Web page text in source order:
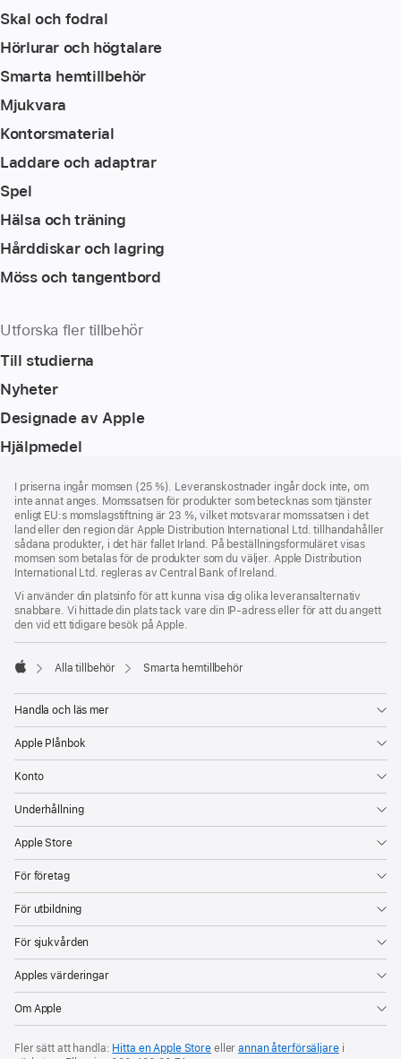
Skal och fodral
Hörlurar och högtalare
Smarta hemtillbehör
Mjukvara
Kontorsmaterial
Laddare och adaptrar
Spel
Hälsa och träning
Hårddiskar och lagring
Möss och tangentbord
Utforska fler tillbehör
Till studierna
Nyheter
Designade av Apple
Hjälpmedel
I priserna ingår momsen (25 %). Leveranskostnader ingår dock inte, om
inte annat anges. Momssatsen för produkter som betecknas som tjänster
enligt EU:s momslagstiftning är 23 %, vilket motsvarar momssatsen i det
land eller den region där Apple Distribution International Ltd. tillhandahåller
sådana produkter, i det här fallet Irland. På beställningsformuläret visas
momsen som betalas för de produkter som du väljer. Apple Distribution
International Ltd. regleras av Central Bank of Ireland.
Vi använder din platsinfo för att kunna visa dig olika leveransalternativ
snabbare. Vi hittade din plats tack vare din IP-adress eller för att du angett
den vid ett tidigare besök på Apple.
Alla tillbehör Smarta hemtillbehör
Handla och läs mer
Apple Plånbok
Konto
Underhållning
Apple Store
För företag
För utbildning
För sjukvården
Apples värderingar
Om Apple
Fler sätt att handla: Hitta en Apple Storeellerannan återförsäljarei